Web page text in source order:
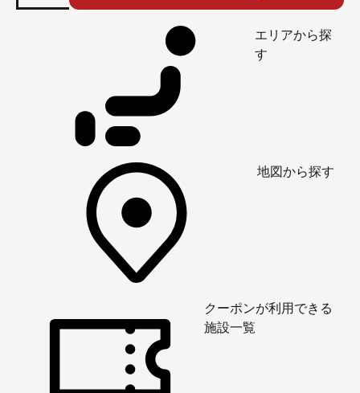
エリアから探
す
地図から探す
クーポンが利用できる
施設一覧